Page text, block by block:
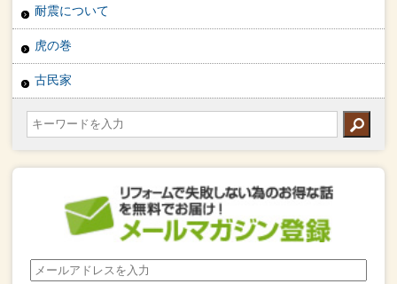
耐震について
虎の巻
古民家